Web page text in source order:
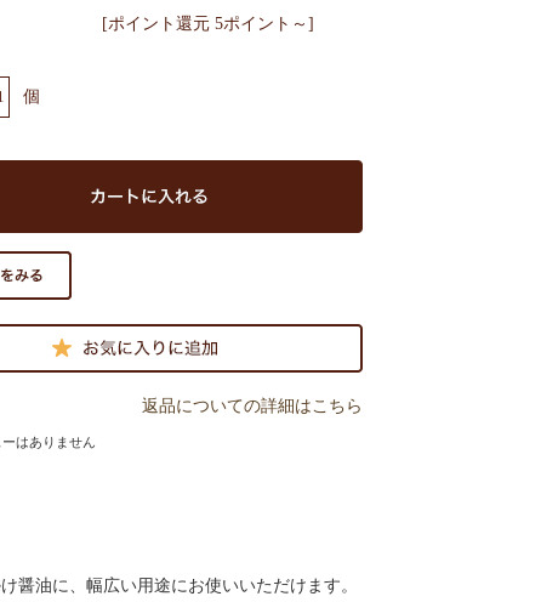
[ポイント還元 5ポイント～]
個
返品についての詳細はこちら
ーはありません
醤油に、幅広い用途にお使いいただけます。